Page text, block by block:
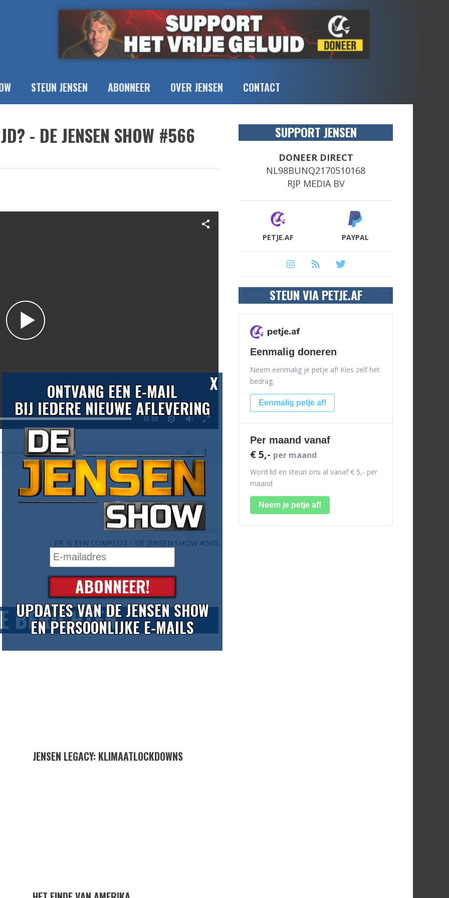
STEUN JENSEN ABONNEER OVER JENSEN CONTACT
- DE JENSEN SHOW #566
45:26
Volgend artikel
ER IS EEN COMPLOT - DE JENSEN SHOW #565
BERICHTEN
JENSEN LEGACY: KLIMAATLOCKDOWNS
SUPPORT JENSEN
DONEER DIRECT
NL98BUNQ2170510168
RJP MEDIA BV
PETJE.AF PAYPAL
STEUN VIA PETJE.AF
Eenmalig doneren
Neem eenmalig je petje af! Kies zelf het
bedrag.
Eenmalig petje af!
Per maand vanaf
€ 5,- per maand
Word lid en steun ons al vanaf € 5,- per
maand
Neem je petje af!
X
ONTVANG EEN E-MAIL
BIJ IEDERE NIEUWE AFLEVERING
ABONNEER!
UPDATES VAN DE JENSEN SHOW
EN PERSOONLIJKE E-MAILS